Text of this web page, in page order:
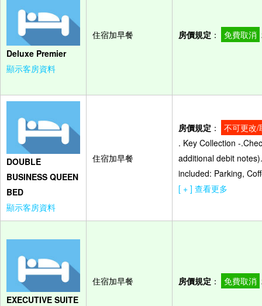
Deluxe Premier
顯示客房資料
住宿加早餐 房價規定 ： 免費取消
DOUBLE
BUSINESS QUEEN
BED
顯示客房資料
住宿加早餐
房價規定 ：
不可更改/
. Key Collection -
additional debit
included: Parking,
[ + ] 查看更多
EXECUTIVE SUITE
住宿加早餐 房價規定 ： 免費取消